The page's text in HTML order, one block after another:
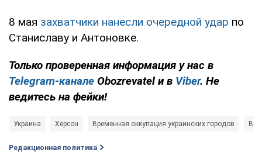
8 мая захватчики нанесли очередной удар по
Станиславу и Антоновке.
Только проверенная информация у нас в
Telegram-канале Obozrevatel и в Viber. Не
ведитесь на фейки!
Украина Херсон Временная оккупация украинских городов
Редакционная политика